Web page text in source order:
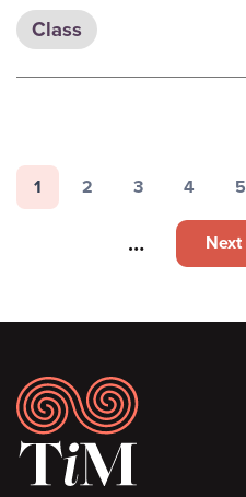
Class
Pagination
Page
1
Page
2
Page
3
Page
4 5
… Next
Footer